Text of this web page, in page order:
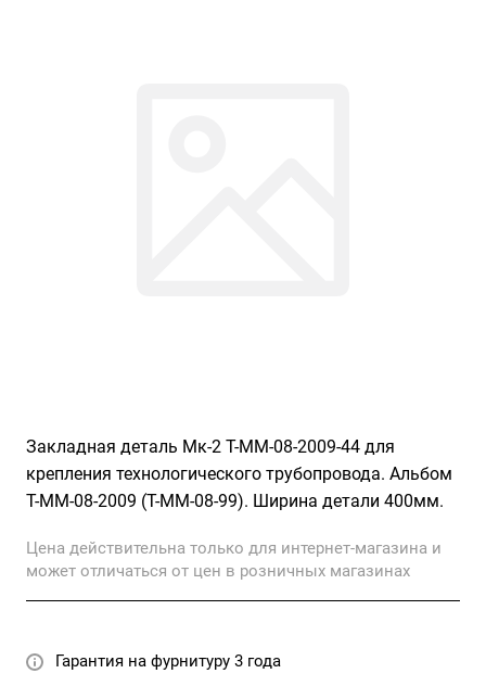
Закладная деталь Мк-2 Т-ММ-08-2009-44 для
крепления технологического трубопровода. Альбом
Т-ММ-08-2009 (Т-ММ-08-99). Ширина детали 400мм.
Цена действительна только для интернет-магазина и
может отличаться от цен в розничных магазинах
Гарантия на фурнитуру 3 года